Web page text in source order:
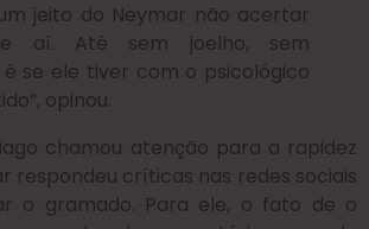
jeito do Neymar não acertar
aí. Até sem joelho, sem
se ele tiver com o psicológico
opinou.
chamou atenção para a rapidez
respondeu críticas nas redes sociais
o gramado. Para ele, o fato de o